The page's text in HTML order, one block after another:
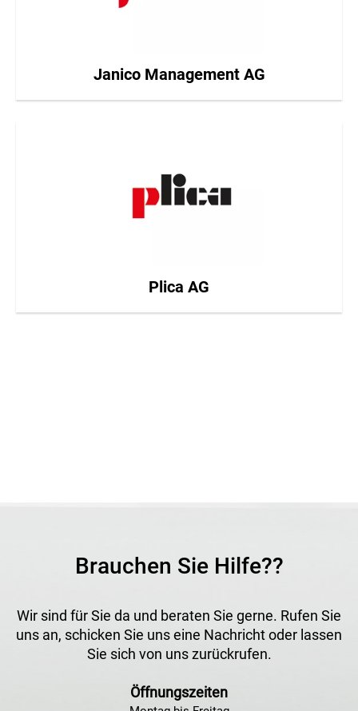
Janico Management AG
Plica AG
Brauchen Sie Hilfe??
Wir sind für Sie da und beraten Sie gerne. Rufen Sie
uns an, schicken Sie uns eine Nachricht oder lassen
Sie sich von uns zurückrufen.
Öffnungszeiten